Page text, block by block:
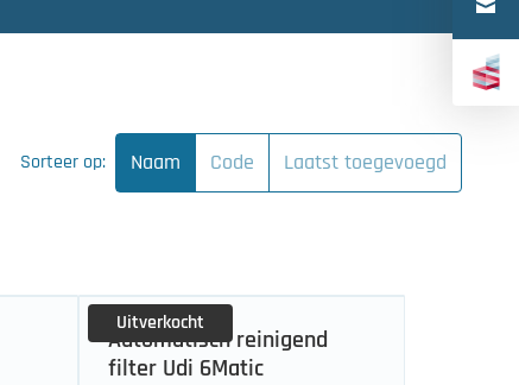
Sorteer op: Naam Code Laatst toegevoegd
Uitverkocht
Automatisch reinigend
filter Udi 6Matic